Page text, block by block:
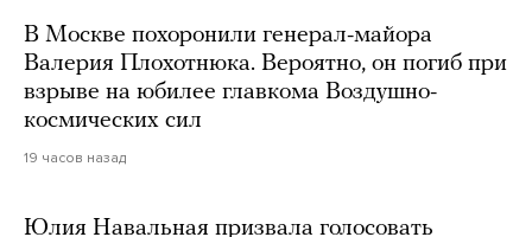
В Москве похоронили генерал-майора
Валерия Плохотнюка. Вероятно, он погиб при
взрыве на юбилее главкома Воздушно-
космических сил
19 часов назад
Юлия Навальная призвала голосовать